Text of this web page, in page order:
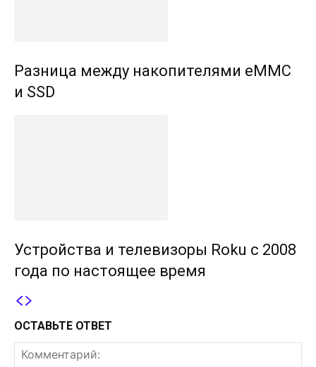
Разница между накопителями eMMC
и SSD
Устройства и телевизоры Roku с 2008
года по настоящее время
ОСТАВЬТЕ ОТВЕТ